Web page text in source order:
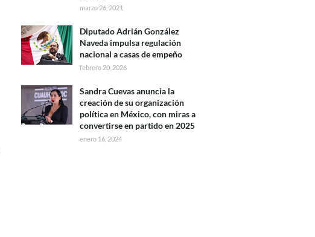
marzo 26, 2021
Diputado Adrián González
Naveda impulsa regulación
nacional a casas de empeño
febrero 20, 2026
Sandra Cuevas anuncia la
creación de su organización
política en México, con miras a
convertirse en partido en 2025
enero 16, 2024